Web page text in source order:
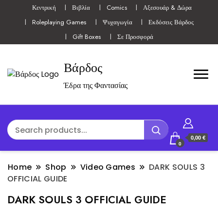
Κεντρική Βιβλία Comics
Αξεσουάρ & Δώρα
Roleplaying Games
Ψυχαγωγία
Εκδόσεις Βάρδος
Gift Boxes
Σε Προσφορά
Βάρδος
Έδρα της Φαντασίας
0
0,00 €
Home Shop Video Games
DARK SOULS 3
OFFICIAL GUIDE
DARK SOULS 3 OFFICIAL GUIDE